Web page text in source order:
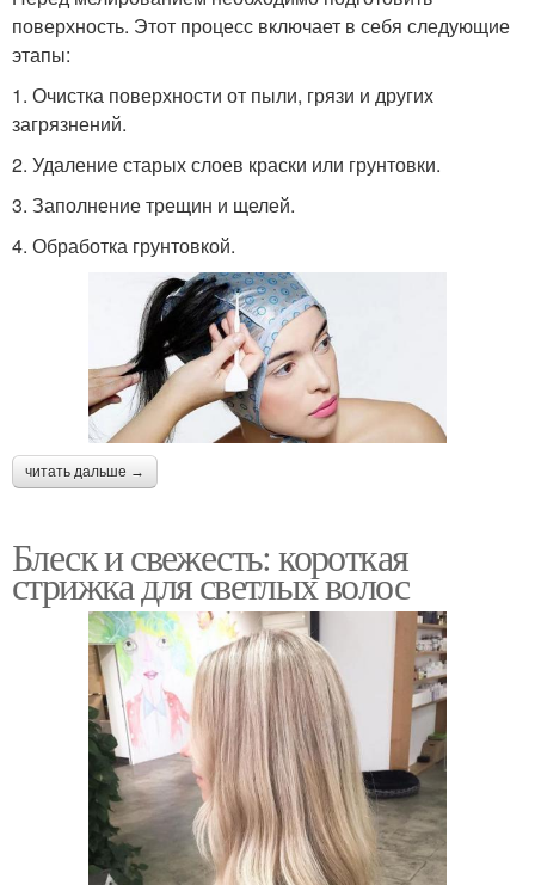
поверхность. Этот процесс включает в себя следующие
этапы:
1. Очистка поверхности от пыли, грязи и других
загрязнений.
2. Удаление старых слоев краски или грунтовки.
3. Заполнение трещин и щелей.
4. Обработка грунтовкой.
читать дальше →
Блеск и свежесть: короткая
стрижка для светлых волос